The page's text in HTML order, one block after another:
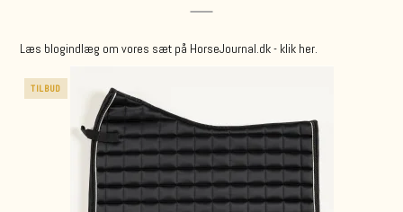
Læs blogindlæg om vores sæt på HorseJournal.dk - klik her.
TILBUD